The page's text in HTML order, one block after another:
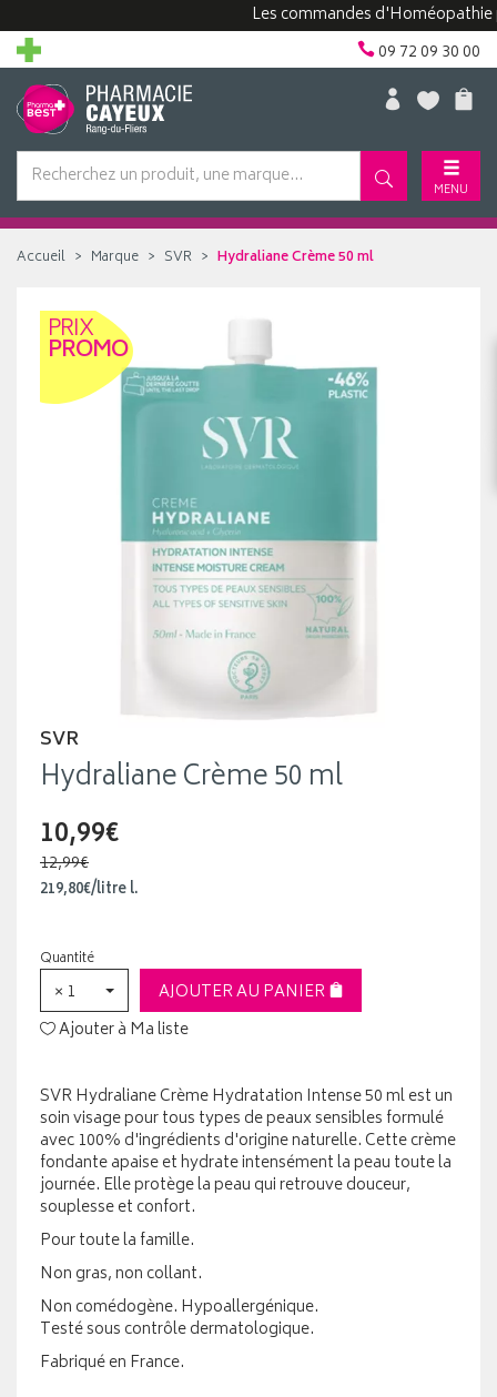
Les commandes d'Homéopathie
09 72 09 30 00
MENU
Accueil Marque SVR Hydraliane Crème 50 ml
PRIX
PROMO
SVR
Hydraliane Crème 50 ml
10,99€
12,99€
219,80€/litrel.
Quantité
× 1
AJOUTER AU PANIER
Ajouter à Ma liste
SVR Hydraliane Crème Hydratation Intense 50 ml est un
soin visage pour tous types de peaux sensibles formulé
avec 100% d'ingrédients d'origine naturelle. Cette crème
fondante apaise et hydrate intensément la peau toute la
journée. Elle protège la peau qui retrouve douceur,
souplesse et confort.
Pour toute la famille.
Non gras, non collant.
Non comédogène. Hypoallergénique.
Testé sous contrôle dermatologique.
Fabriqué en France.